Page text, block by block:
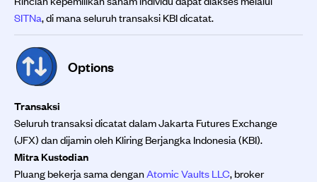
SITNa, di mana seluruh transaksi KBI dicatat.
Options
Transaksi
Seluruh transaksi dicatat dalam Jakarta Futures Exchange
(JFX) dan dijamin oleh Kliring Berjangka Indonesia (KBI).
Mitra Kustodian
Pluang bekerja sama denganAtomic Vaults LLC, broker